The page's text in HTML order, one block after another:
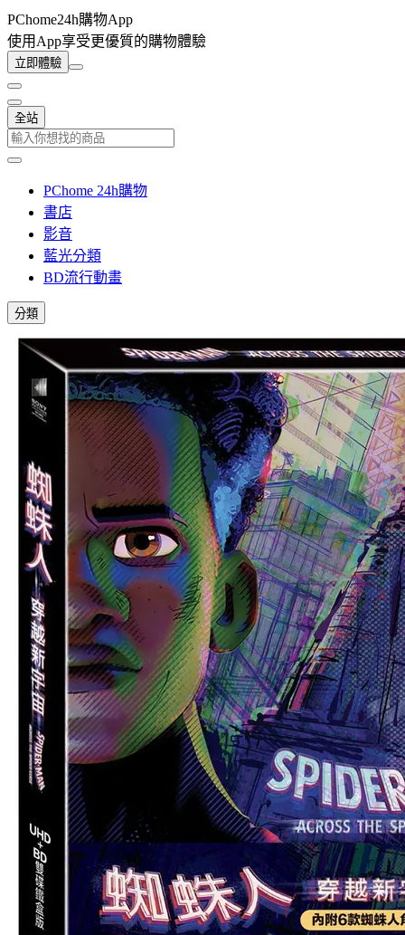
PChome24h購物App
使用App享受更優質的購物體驗
立即體驗
全站
PChome 24h購物
書店
影音
藍光分類
BD流行動畫
分類